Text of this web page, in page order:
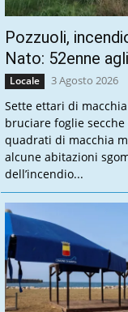
Pozzuoli,
Nato: 52enne
Locale 3 Agosto 2026
Sette ettari di
bruciare foglie
quadrati di macchia
alcune abitazioni
dell’incendio...